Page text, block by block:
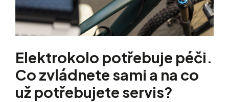
Elektrokolo potřebuje péči.
Co zvládnete sami a na co
už potřebujete servis?